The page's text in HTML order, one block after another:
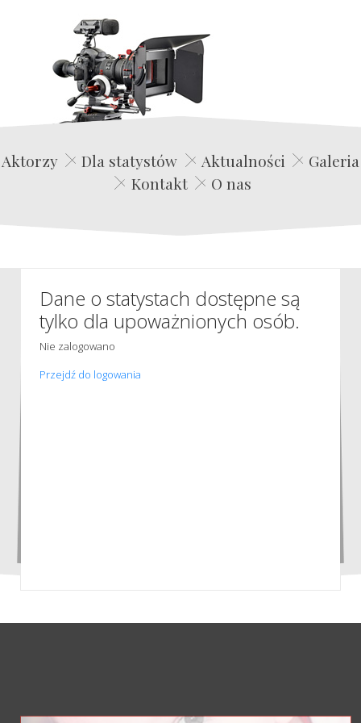
Edwin Film Agencja Aktorska
Aktorzy Dla statystów Aktualności
Galeria
Kontakt
O nas
Dane o statystach dostępne są
tylko dla upoważnionych osób.
Nie zalogowano
Przejdź do logowania